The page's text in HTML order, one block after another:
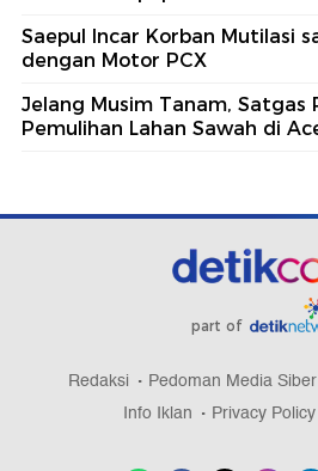
Saepul Incar Korban Mutilasi
dengan Motor PCX
Jelang Musim Tanam, Satgas
Pemulihan Lahan Sawah di
part of
Redaksi Pedoman Media Siber
Info Iklan
Privacy Policy